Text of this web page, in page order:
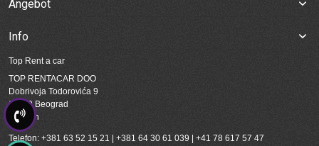
Angebot
Info
Top Rent a car
TOP RENTACAR DOO
Dobrivoja Todorovića 9
11309 Beograd
Serbien
Telefon: +381 63 52 15 21 | +381 64 30 61 039 | +41 78 617 57 47